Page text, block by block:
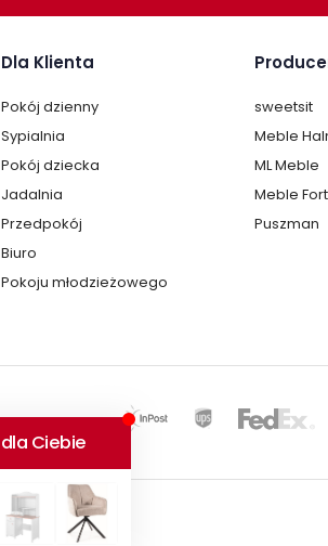
Dla Klienta
Pokój dzienny
Sypialnia
Pokój dziecka
Jadalnia
Przedpokój
Biuro
Pokoju młodzieżowego
sweetsit
Meble
ML Meble
Meble
Puszman
Copyright © 2025